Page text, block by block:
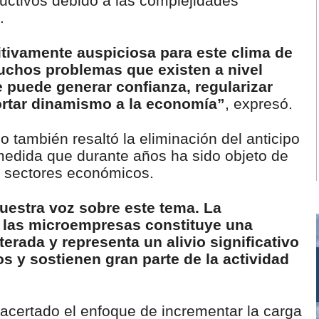
auspiciosa para este clima de
problemas que existen a nivel
generar confianza, regularizar
dinamismo a la economía”, expresó.
también resaltó la eliminación del anticipo
que durante años ha sido objeto de
económicos.
voz sobre este tema. La
microempresas constituye una
y representa un alivio significativo
y sostienen gran parte de la actividad
el enfoque de incrementar la carga